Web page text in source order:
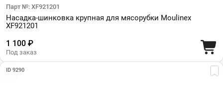
Парт №: XF921201
Насадка-шинковка крупная для мясорубки Moulinex
XF921201
1 100 ₽
Под заказ
ID 9290